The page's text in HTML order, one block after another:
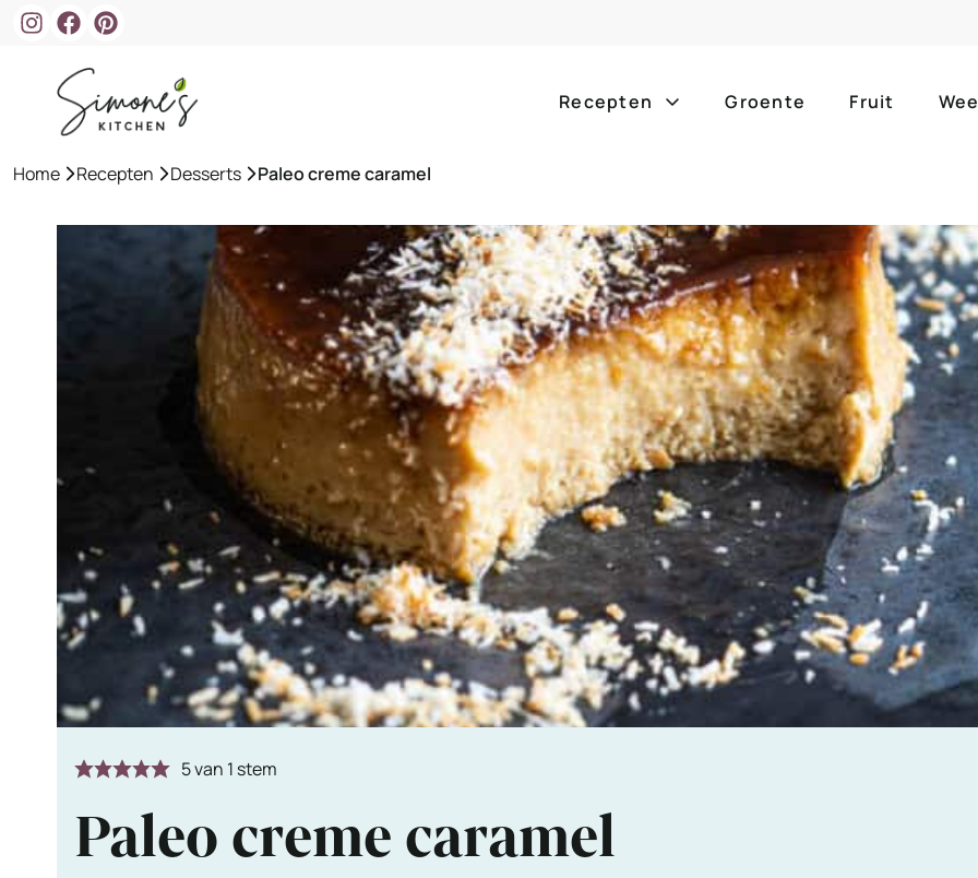
Recepten
ontbijt bijgerechten
lunch hoofdgerechten
borrelhapjes desserts
voorgerechten drankjes
alle
alle
zomer
slow
Groente Fruit
Home »Recepten »Desserts »Paleo creme caramel
5van 1 stem
Paleo creme caramel